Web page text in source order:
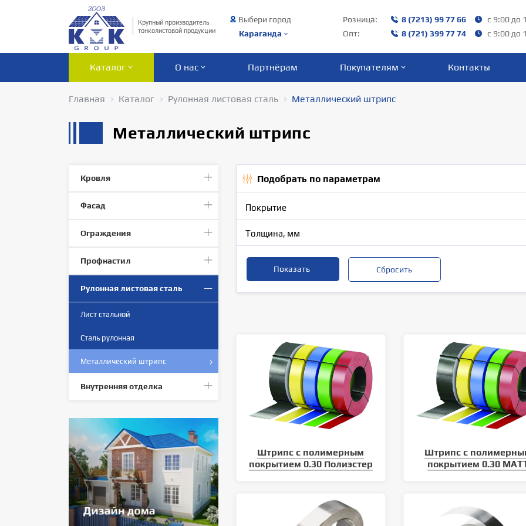
Крупный производитель
тонколистовой продукции
Выбери город
Караганда
Розница: 8 (7213) 99 77 66
с 9:00 до
Опт:
8 (721) 399 77 74 с 9:00 до
Каталог О нас Партнёрам Покупателям Контакты
Главная Каталог Рулонная листовая сталь Металлический штрипс
Металлический штрипс
Кровля
Фасад
Ограждения
Профнастил
Рулонная листовая сталь
Лист стальной
Сталь рулонная
Металлический штрипс
Внутренняя отделка
Подобрать по параметрам
Покрытие
Толщина, мм
Штрипс с полимерным
покрытием 0.30 Полиэстер
Штрипс с
покрытием 0.30